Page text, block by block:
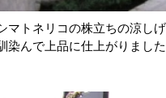
マトネリコの株立ちの涼し
染んで上品に仕上がりました